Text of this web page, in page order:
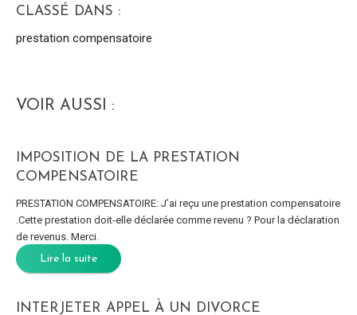
CLASSÉ DANS :
prestation compensatoire
VOIR AUSSI :
IMPOSITION DE LA PRESTATION
COMPENSATOIRE
PRESTATION COMPENSATOIRE: J’ai reçu une prestation compensatoire
.Cette prestation doit-elle déclarée comme revenu ? Pour la déclaration
de revenus. Merci.
Lire la suite
INTERJETER APPEL À UN DIVORCE